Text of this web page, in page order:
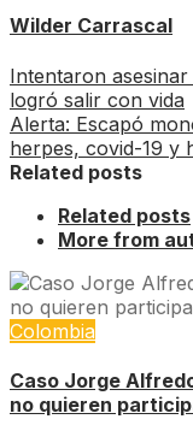
Wilder Carrascal
Intentaron asesinar
logró salir con vida
Alerta: Escapó
herpes, covid-19 y
Related posts
Related posts
More from
Colombia
Caso Jorge
no quieren